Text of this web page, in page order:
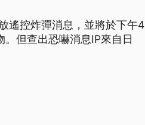
遙控炸彈消息，並將於下午4
但查出恐嚇消息IP來自日